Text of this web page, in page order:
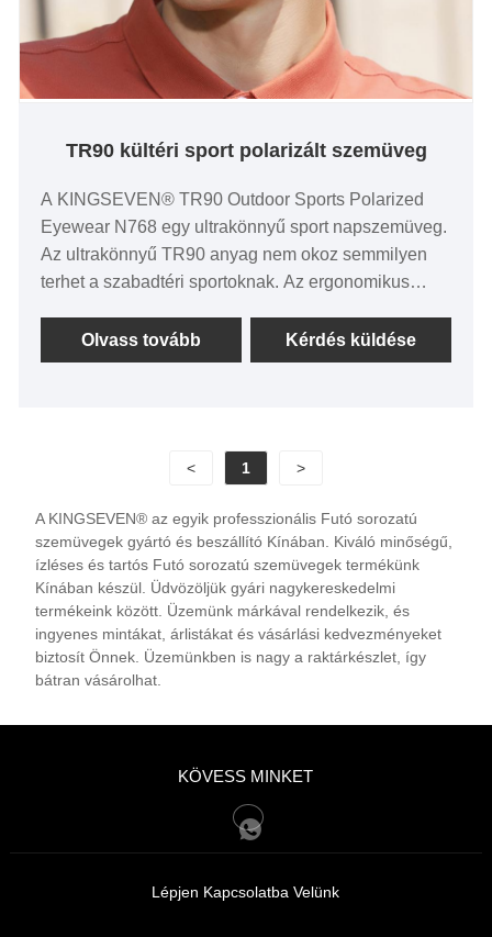
TR90 kültéri sport polarizált szemüveg
A KINGSEVEN® TR90 Outdoor Sports Polarized
Eyewear N768 egy ultrakönnyű sport napszemüveg.
Az ultrakönnyű TR90 anyag nem okoz semmilyen
terhet a szabadtéri sportoknak. Az ergonomikus
arcot. A KINGSEVEN egyedi kék/piros vonalú
beágyazott kialakítása a halántékon szebbé teszi az
Olvass tovább Kérdés küldése
< 1 >
A KINGSEVEN® az egyik professzionális Futó sorozatú
szemüvegek gyártó és beszállító Kínában. Kiváló minőségű,
ízléses és tartós Futó sorozatú szemüvegek termékünk
Kínában készül. Üdvözöljük gyári nagykereskedelmi
termékeink között. Üzemünk márkával rendelkezik, és
ingyenes mintákat, árlistákat és vásárlási kedvezményeket
biztosít Önnek. Üzemünkben is nagy a raktárkészlet, így
bátran vásárolhat.
KÖVESS MINKET
Lépjen Kapcsolatba Velünk